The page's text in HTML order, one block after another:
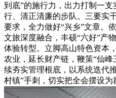
到底”的施行力，出力打制一
行、清正清廉的步队。三要实
要求，全力做好“兴乡”文章。
文旅深度融合，丰硕“六好”产
体验转型。立脚高山特色资本
农业，延长财产链，鞭策“仙
续夯实管理根底，以系统迭代
村镇”手刺，切实把全会摆设为